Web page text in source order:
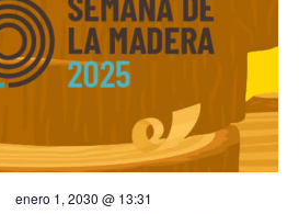
de
enero 1, 2030 @ 13:31